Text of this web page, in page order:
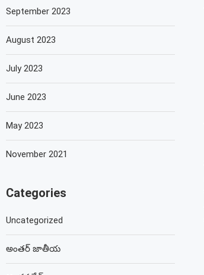
September 2023
August 2023
July 2023
June 2023
May 2023
November 2021
Categories
Uncategorized
అంతర్ జాతీయ